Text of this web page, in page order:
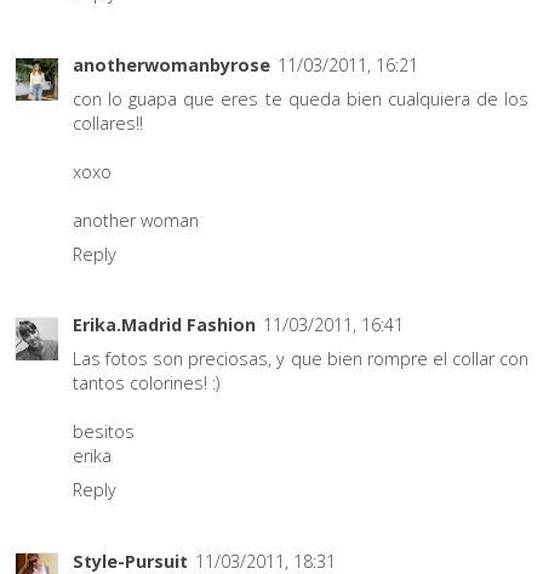
anotherwomanbyrose 11/03/2011, 16:21
con lo guapa que eres te queda bien cualquiera de los
collares!!
xoxo
another woman
Reply
Erika.Madrid Fashion 11/03/2011, 16:41
Las fotos son preciosas, y que bien rompre el collar con
tantos colorines! :)
besitos
erika
Reply
Style-Pursuit 11/03/2011, 18:31